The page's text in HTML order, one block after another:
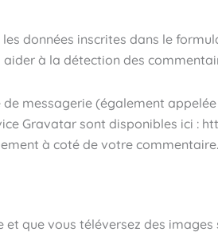
données inscrites dans le
à la détection des
messagerie (également
Gravatar sont disponibles ici
à coté de votre commentaire.
que vous téléversez des